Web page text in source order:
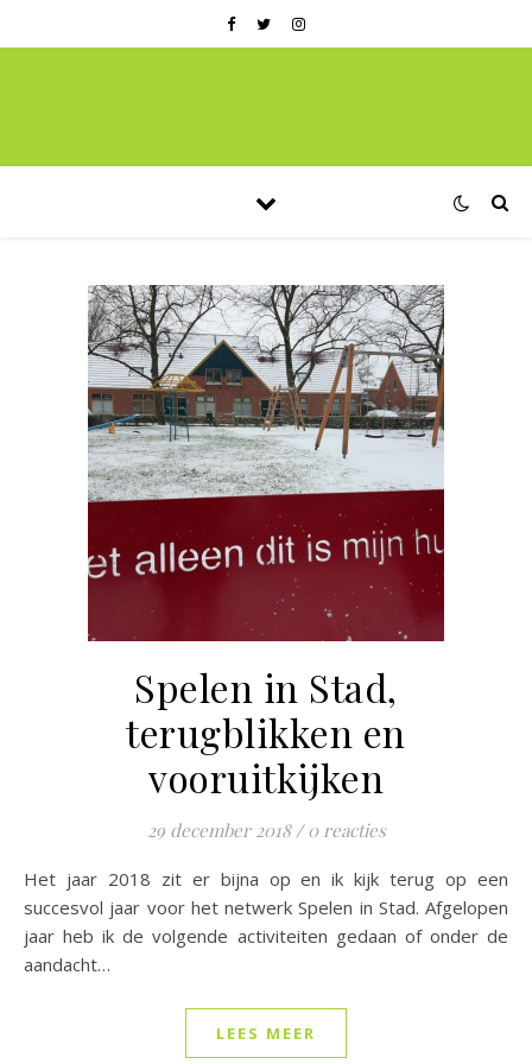
Spelen in Stad,
terugblikken en
vooruitkijken
29 december 2018 / 0 reacties
Het jaar 2018 zit er bijna op en ik kijk terug op een
succesvol jaar voor het netwerk Spelen in Stad. Afgelopen
jaar heb ik de volgende activiteiten gedaan of onder de
aandacht…
LEES MEER